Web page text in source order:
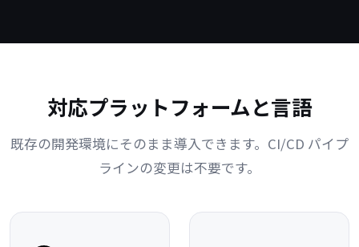
対応プラットフォームと言語
既存の開発環境にそのまま導入できます。CI/CD パイプ
ラインの変更は不要です。